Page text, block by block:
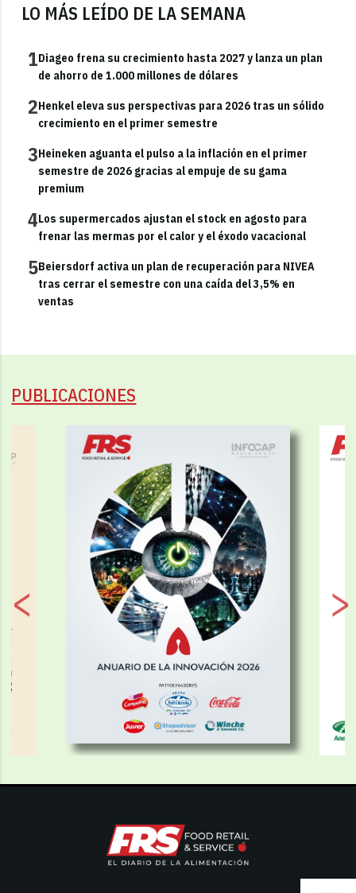
LO MÁS LEÍDO DE LA SEMANA
1Diageo frena su crecimiento hasta 2027 y lanza un plan
de ahorro de 1.000 millones de dólares
2Henkel eleva sus perspectivas para 2026 tras un sólido
crecimiento en el primer semestre
3Heineken aguanta el pulso a la inflación en el primer
semestre de 2026 gracias al empuje de su gama
premium
4Los supermercados ajustan el stock en agosto para
frenar las mermas por el calor y el éxodo vacacional
5Beiersdorf activa un plan de recuperación para NIVEA
tras cerrar el semestre con una caída del 3,5% en
ventas
PUBLICACIONES